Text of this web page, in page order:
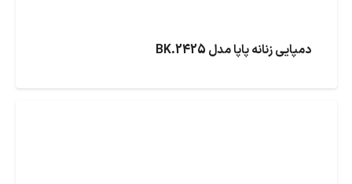
دمپایی زنانه پاپا مدل BK.2425